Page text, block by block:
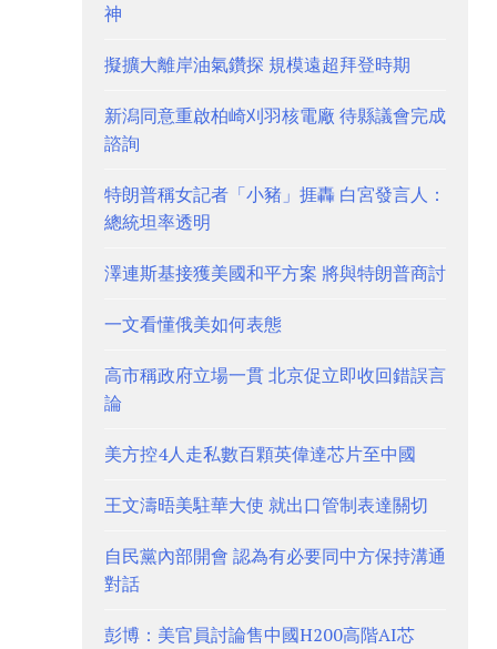
神
擬擴大離岸油氣鑽探 規模遠超拜登時期
新潟同意重啟柏崎刈羽核電廠 待縣議會完成
諮詢
特朗普稱女記者「小豬」捱轟 白宮發言人：
總統坦率透明
澤連斯基接獲美國和平方案 將與特朗普商討
一文看懂俄美如何表態
高市稱政府立場一貫 北京促立即收回錯誤言
論
美方控4人走私數百顆英偉達芯片至中國
王文濤晤美駐華大使 就出口管制表達關切
自民黨內部開會 認為有必要同中方保持溝通
對話
彭博：美官員討論售中國H200高階AI芯